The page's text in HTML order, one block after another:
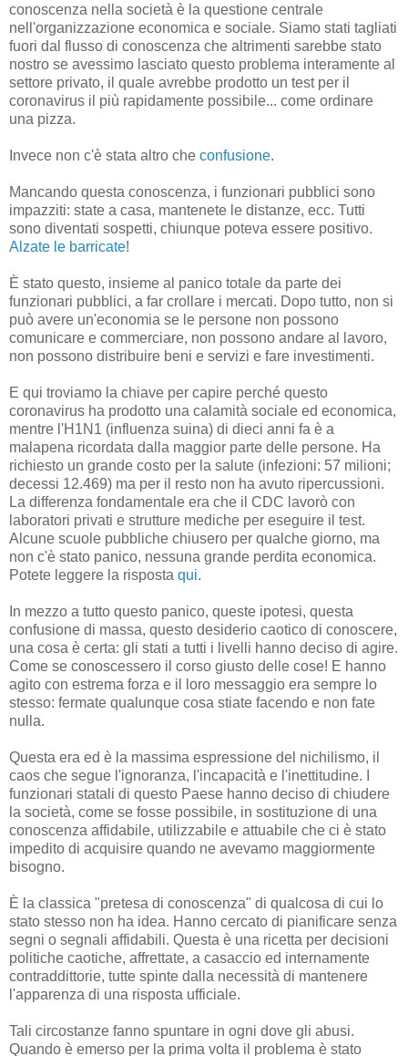
conoscenza nella società è la questione centrale
nell'organizzazione economica e sociale. Siamo stati tagliati
fuori dal flusso di conoscenza che altrimenti sarebbe stato
nostro se avessimo lasciato questo problema interamente al
settore privato, il quale avrebbe prodotto un test per il
coronavirus il più rapidamente possibile... come ordinare
una pizza.
Invece non c'è stata altro che confusione.
Mancando questa conoscenza, i funzionari pubblici sono
impazziti: state a casa, mantenete le distanze, ecc. Tutti
sono diventati sospetti, chiunque poteva essere positivo.
Alzate le barricate!
È stato questo, insieme al panico totale da parte dei
funzionari pubblici, a far crollare i mercati. Dopo tutto, non si
può avere un'economia se le persone non possono
comunicare e commerciare, non possono andare al lavoro,
non possono distribuire beni e servizi e fare investimenti.
E qui troviamo la chiave per capire perché questo
coronavirus ha prodotto una calamità sociale ed economica,
mentre l'H1N1 (influenza suina) di dieci anni fa è a
malapena ricordata dalla maggior parte delle persone. Ha
richiesto un grande costo per la salute (infezioni: 57 milioni;
decessi 12.469) ma per il resto non ha avuto ripercussioni.
La differenza fondamentale era che il CDC lavorò con
laboratori privati ​​e strutture mediche per eseguire il test.
Alcune scuole pubbliche chiusero per qualche giorno, ma
non c'è stato panico, nessuna grande perdita economica.
Potete leggere la risposta qui.
In mezzo a tutto questo panico, queste ipotesi, questa
confusione di massa, questo desiderio caotico di conoscere,
una cosa è certa: gli stati a tutti i livelli hanno deciso di agire.
Come se conoscessero il corso giusto delle cose! E hanno
agito con estrema forza e il loro messaggio era sempre lo
stesso: fermate qualunque cosa stiate facendo e non fate
nulla.
Questa era ed è la massima espressione del nichilismo, il
caos che segue l'ignoranza, l'incapacità e l'inettitudine. I
funzionari statali di questo Paese hanno deciso di chiudere
la società, come se fosse possibile, in sostituzione di una
conoscenza affidabile, utilizzabile e attuabile che ci è stato
impedito di acquisire quando ne avevamo maggiormente
bisogno.
È la classica "pretesa di conoscenza" di qualcosa di cui lo
stato stesso non ha idea. Hanno cercato di pianificare senza
segni o segnali affidabili. Questa è una ricetta per decisioni
politiche caotiche, affrettate, a casaccio ed internamente
contraddittorie, tutte spinte dalla necessità di mantenere
l'apparenza di una risposta ufficiale.
Tali circostanze fanno spuntare in ogni dove gli abusi.
Quando è emerso per la prima volta il problema è stato